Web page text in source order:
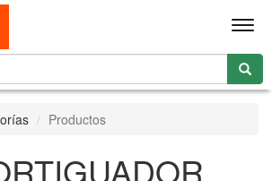
Productos